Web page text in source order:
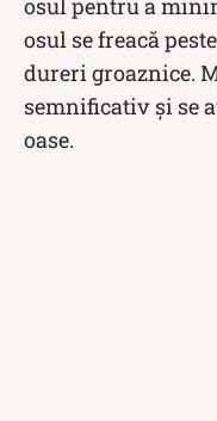
osul se freacă
dureri groaznice.
semnificativ și se
oase.